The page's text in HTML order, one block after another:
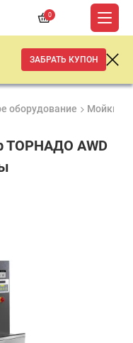
0
ЗАБРАТЬ КУПОН
оборудование Мойки
ТОРНАДО AWD